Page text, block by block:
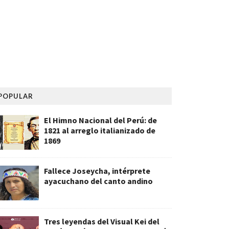
El Himno Nacional del Perú: de
1821 al arreglo italianizado de
1869
Fallece Joseycha, intérprete
ayacuchano del canto andino
Tres leyendas del Visual Kei del